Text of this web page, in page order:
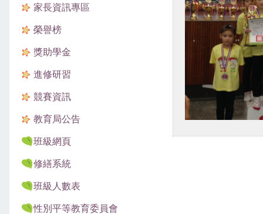
家長資訊專區
榮譽榜
獎助學金
進修研習
競賽資訊
教育局公告
班級網頁
修繕系統
班級人數表
性別平等教育委員會